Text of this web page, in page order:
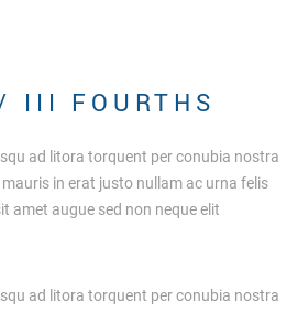
I I I F O U RT H S
ad litora torquent per conubia nostra
in erat justo nullam ac urna felis
amet augue sed non neque elit
ad litora torquent per conubia nostra